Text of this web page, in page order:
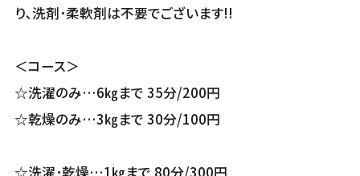
り､洗剤･柔軟剤は不要でございます!!
＜コース＞
☆洗濯のみ…6㎏まで 35分/200円
☆乾燥のみ…3㎏まで 30分/100円
☆洗濯･乾燥…1㎏まで 80分/300円